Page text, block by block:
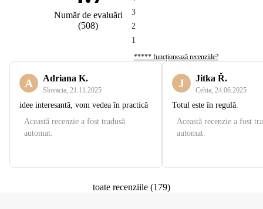
Număr de evaluări
(508)
3
2
1
***** funcționează recenziile?
A Adriana K.
Slovacia 21.11.2025
idee interesantă, vom vedea în practică
Această recenzie a fost tradusă
automat.
J Jitka Ř.
Cehia 24.06.2025
Totul este în regulă.
Această recenzie a fost
automat.
toate recenziile (179)